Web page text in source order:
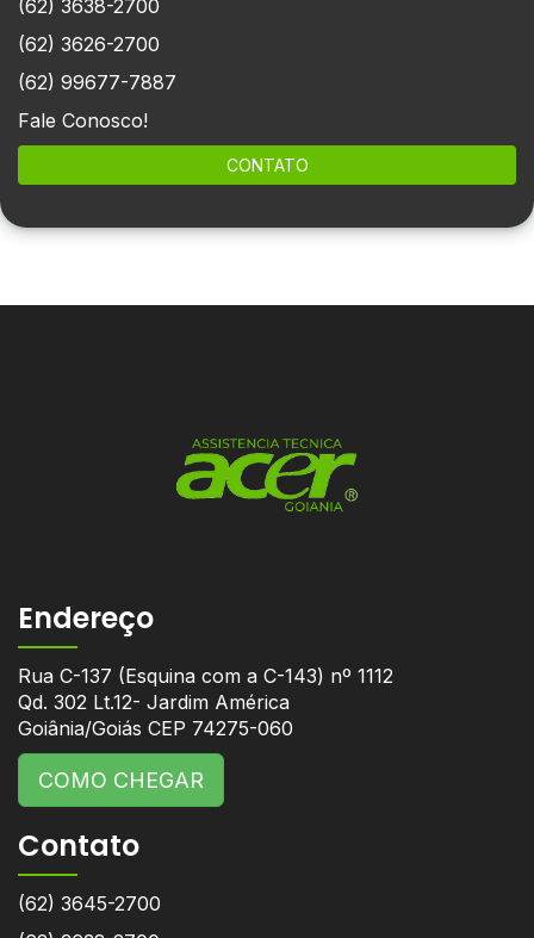
(62) 3638-2700
(62) 3626-2700
(62) 99677-7887
Fale Conosco!
CONTATO
Endereço
Rua C-137 (Esquina com a C-143) nº 1112
Qd. 302 Lt.12- Jardim América
Goiânia/Goiás CEP 74275-060
COMO CHEGAR
Contato
(62) 3645-2700